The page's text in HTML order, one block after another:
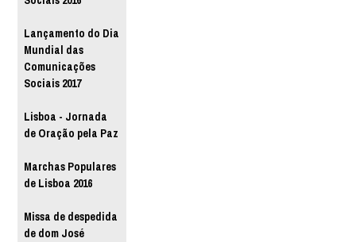
Lançamento do Dia
Mundial das
Comunicações
Sociais 2017
Lisboa - Jornada
de Oração pela Paz
Marchas Populares
de Lisboa 2016
Missa de despedida
de dom José